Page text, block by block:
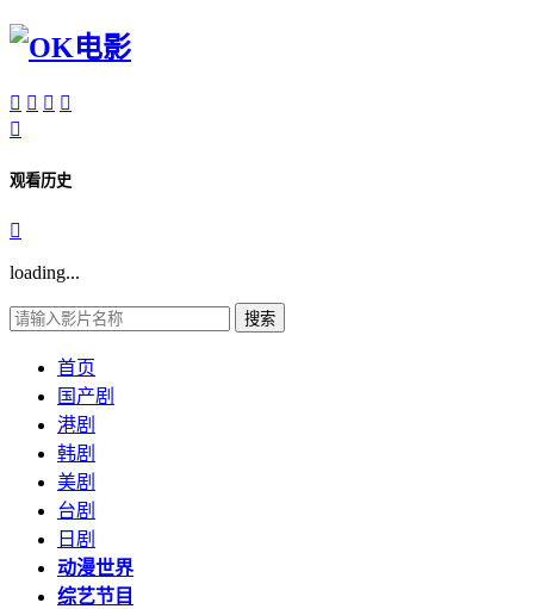
   

观看历史

loading...
搜索
首页
国产剧
港剧
韩剧
美剧
台剧
日剧
动漫世界
综艺节目